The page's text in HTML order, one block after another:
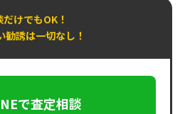
だけでもOK！
勧誘は一切なし！
で査定相談